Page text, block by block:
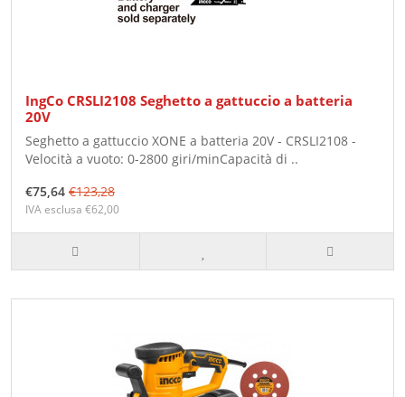
IngCo CRSLI2108 Seghetto a gattuccio a batteria
20V
Seghetto a gattuccio XONE a batteria 20V - CRSLI2108 -
Velocità a vuoto: 0-2800 giri/minCapacità di ..
€75,64 €123,28
IVA esclusa €62,00